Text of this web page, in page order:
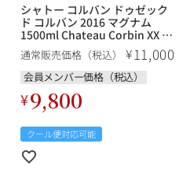
シャトー コルバン ドゥゼック
ド コルバン 2016 マグナム
1500ml Chateau Corbin XX de
Corbin フランス ボルドー 赤ワ
イン
通常販売価格（税込） ¥11,000
会員メンバー価格（税込）
¥9,800
クール便対応可能